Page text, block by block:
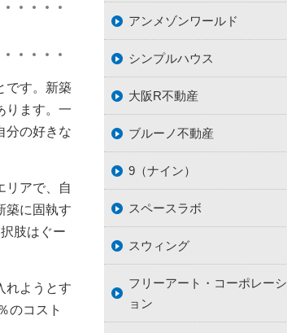
です。新築
ります。一
分の好きな
リアで、自
築に固執す
肢はぐー
れようとす
のコスト
アンメゾンワールド
シンプルハウス
大阪R不動産
ブルーノ不動産
9（ナイン）
スペースラボ
スウィング
フリーアート・コーポレーシ
ョン